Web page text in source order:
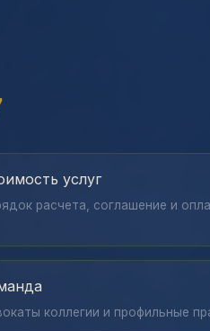
услуг
расчета, соглашение и
коллегии и профильные